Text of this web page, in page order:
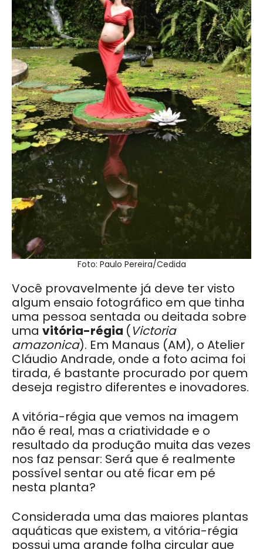
Foto: Paulo Pereira/Cedida
Você provavelmente já deve ter visto
algum ensaio fotográfico em que tinha
uma pessoa sentada ou deitada sobre
uma vitória-régia (Victoria
amazonica). Em Manaus (AM), o Atelier
Cláudio Andrade, onde a foto acima foi
tirada, é bastante procurado por quem
deseja registro diferentes e inovadores.
A vitória-régia que vemos na imagem
não é real, mas a criatividade e o
resultado da produção muita das vezes
nos faz pensar: Será que é realmente
possível sentar ou até ficar em pé
nesta planta?
Considerada uma das maiores plantas
aquáticas que existem, a vitória-régia
possui uma grande folha circular que